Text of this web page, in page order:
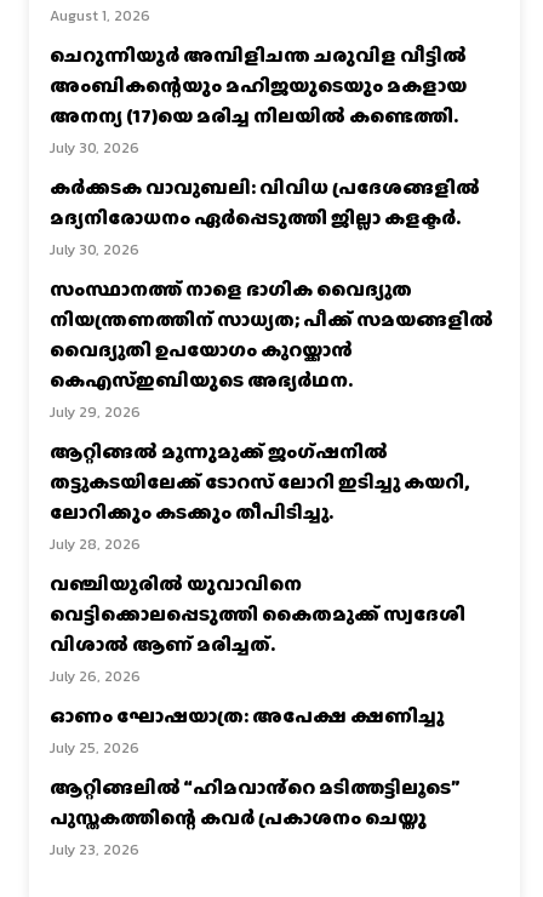
August 1, 2026
ചെറുന്നിയൂർ അമ്പിളിചന്ത ചരുവിള വീട്ടിൽ
അംബികന്റെയും മഹിജയുടെയും മകളായ
അനന്യ (17)യെ മരിച്ച നിലയിൽ കണ്ടെത്തി.
July 30, 2026
കര്‍ക്കടക വാവുബലി: വിവിധ പ്രദേശങ്ങളില്‍
മദ്യനിരോധനം ഏര്‍പ്പെടുത്തി ജില്ലാ കളക്ടര്‍.
July 30, 2026
സംസ്ഥാനത്ത് നാളെ ഭാഗിക വൈദ്യുത
നിയന്ത്രണത്തിന് സാധ്യത; പീക്ക് സമയങ്ങളില്‍
വൈദ്യുതി ഉപയോഗം കുറയ്ക്കാൻ
കെഎസ്‌ഇബിയുടെ അഭ്യര്‍ഥന.
July 29, 2026
ആറ്റിങ്ങൽ മൂന്നുമുക്ക് ജംഗ്ഷനിൽ
തട്ടുകടയിലേക്ക് ടോറസ് ലോറി ഇടിച്ചു കയറി,
ലോറിക്കും കടക്കും തീപിടിച്ചു.
July 28, 2026
വഞ്ചിയൂരില്‍ യുവാവിനെ
വെട്ടിക്കൊലപ്പെടുത്തി കൈതമുക്ക് സ്വദേശി
വിശാല്‍ ആണ് മരിച്ചത്.
July 26, 2026
ഓണം ഘോഷയാത്ര: അപേക്ഷ ക്ഷണിച്ചു
July 25, 2026
ആറ്റിങ്ങലിൽ “ഹിമവാൻ്റെ മടിത്തട്ടിലൂടെ”
പുസ്തകത്തിന്റെ കവർ പ്രകാശനം ചെയ്തു
July 23, 2026